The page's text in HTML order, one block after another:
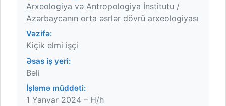
Arxeologiya və Antropologiya İnstitutu /
Azərbaycanın orta əsrlər dövrü arxeologiyası
Vəzifə:
Kiçik elmi işçi
Əsas iş yeri:
Bəli
İşləmə müddəti:
1 Yanvar 2024 – H/h